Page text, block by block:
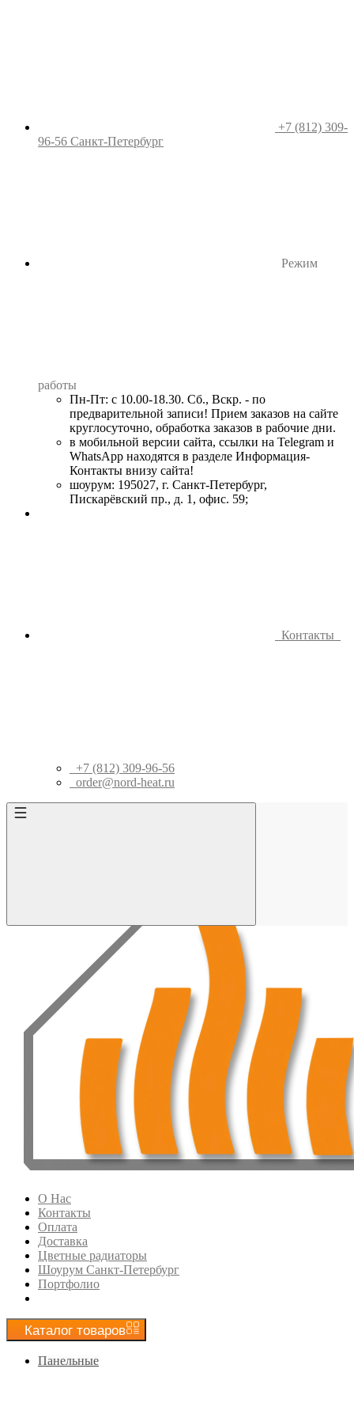
+7 (812) 309-
96-56 Санкт-Петербург
Режим
работы
Пн-Пт: с 10.00-18.30. Сб., Вскр. - по
предварительной записи! Прием заказов на сайте
круглосуточно, обработка заказов в рабочие дни.
в мобильной версии сайта, ссылки на Telegram и
WhatsApp находятся в разделе Информация-
Контакты внизу сайта!
шоурум: 195027, г. Санкт-Петербург,
Пискарёвский пр., д. 1, офис. 59;
Контакты
+7 (812) 309-96-56
order@nord-heat.ru
О Нас
Контакты
Оплата
Доставка
Цветные радиаторы
Шоурум Санкт-Петербург
Портфолио
Каталог товаров
Панельные